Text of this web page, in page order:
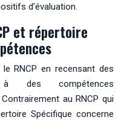
d’évaluation.
et répertoire
RNCP en recensant des
à des compétences
au RNCP qui
Spécifique concerne